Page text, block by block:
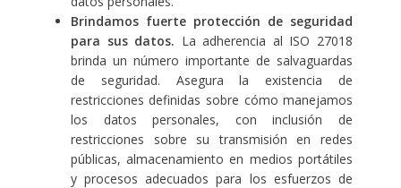
Brindamos fuerte protección de seguridad
para sus datos. La adherencia al ISO 27018
brinda un número importante de salvaguardas
de seguridad. Asegura la existencia de
restricciones definidas sobre cómo manejamos
los datos personales, con inclusión de
restricciones sobre su transmisión en redes
públicas, almacenamiento en medios portátiles
y procesos adecuados para los esfuerzos de